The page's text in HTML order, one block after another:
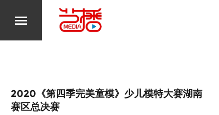
2020《第四季完美童模》少儿模特大赛湖南
赛区总决赛